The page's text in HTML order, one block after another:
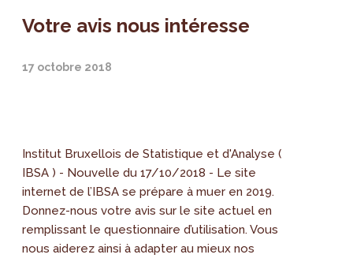
Votre avis nous intéresse
17 octobre 2018
Institut Bruxellois de Statistique et d'Analyse (
IBSA ) - Nouvelle du 17/10/2018 - Le site
internet de l’IBSA se prépare à muer en 2019.
Donnez-nous votre avis sur le site actuel en
remplissant le questionnaire d’utilisation. Vous
nous aiderez ainsi à adapter au mieux nos